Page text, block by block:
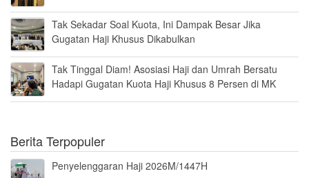
Tak Sekadar Soal Kuota, Ini Dampak Besar Jika
Gugatan Haji Khusus Dikabulkan
Tak Tinggal Diam! Asosiasi Haji dan Umrah Bersatu
Hadapi Gugatan Kuota Haji Khusus 8 Persen di MK
Berita Terpopuler
Penyelenggaran Haji 2026M/1447H